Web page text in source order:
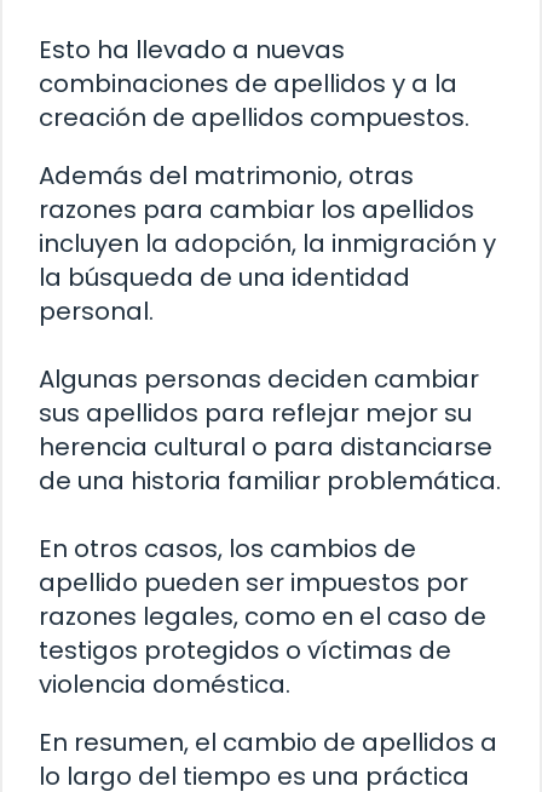
Esto ha llevado a nuevas
combinaciones de apellidos y a la
creación de apellidos compuestos.
Además del matrimonio, otras
razones para cambiar los apellidos
incluyen la adopción, la inmigración y
la búsqueda de una identidad
personal.
Algunas personas deciden cambiar
sus apellidos para reflejar mejor su
herencia cultural o para distanciarse
de una historia familiar problemática.
En otros casos, los cambios de
apellido pueden ser impuestos por
razones legales, como en el caso de
testigos protegidos o víctimas de
violencia doméstica.
En resumen, el cambio de apellidos a
lo largo del tiempo es una práctica